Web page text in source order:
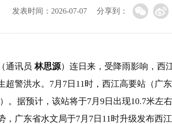
发表时间：2026-07-07 分享到：
（通讯员林思源）连日来，受降雨影响，西
超警洪水。7月7日11时，西江高要站（广
。据预计，该站将于7月9日出现10.7米左右
广东省水文局于7月7日11时升级发布西